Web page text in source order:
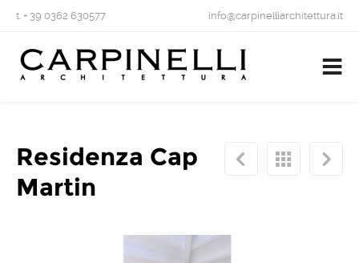
t. + 39 0362 630577 info@carpinelliarchitettura.it
Residenza Cap
Martin